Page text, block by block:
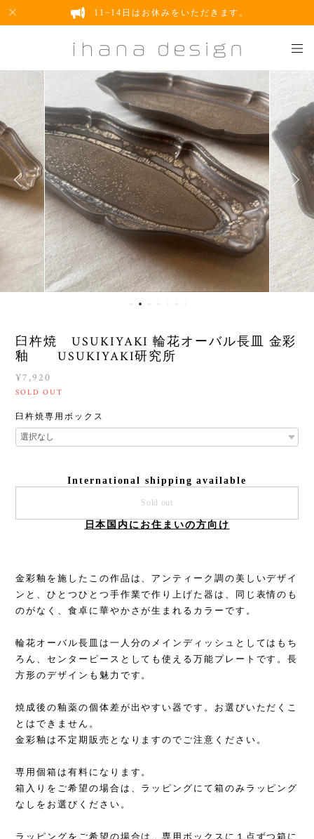
11~14日はお休みをいただきます。
臼杵焼 USUKIYAKI 輪花オーバル長皿 金彩
釉 USUKIYAKI研究所
¥7,920
SOLD OUT
臼杵焼専用ボックス
International shipping available
Sold out
日本国内にお住まいの方向け
金彩釉を施したこの作品は、アンティーク調の美しいデザイ
ンと、ひとつひとつ手作業で作り上げた器は、同じ表情のも
のがなく、食卓に華やかさが生まれるカラーです。
輪花オーバル長皿は一人分のメインディッシュとしてはもち
ろん、センターピースとしても使える万能プレートです。長
方形のデザインも魅力です。
焼成後の釉薬の個体差が出やすい器です。お選びいただくこ
とはできません。
金彩釉は不定期販売となりますのでご注意ください。
専用個箱は有料になります。
箱入りをご希望の場合は、ラッピングにて箱のみラッピング
なしをお選びください。
ラッピングをご希望の場合は、専用ボックスに１点ずつ箱に